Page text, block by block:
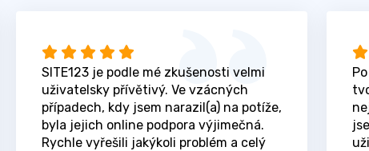
SITE123 je podle mé zkušenosti velmi
uživatelsky přívětivý. Ve vzácných
případech, kdy jsem narazil(a) na potíže,
byla jejich online podpora výjimečná.
Rychle vyřešili jakýkoli problém a celý